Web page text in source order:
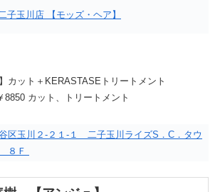
子玉川店 【モッズ・ヘア】
】カット＋KERASTASEトリートメント
8850 カット、トリートメント
区玉川２‐２１‐１ 二子玉川ライズS．C．タウ
８Ｆ